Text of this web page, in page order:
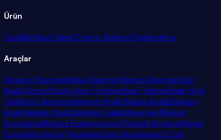
Ürün
ÖzelliklerNasıl ÇalışırChrome EklentisiFiyatlandırma
Araçlar
Kategori RaporlarıMarka RaporlarıMağaza RaporlarıÜrün
AnalizGörsel StüdyoÜrün FotoğrafıSatış TahminiRakip Stok
TakibiÜrün AraştırmaKategori AnaliziMarka AnaliziMağaza
AnaliziReklam AnaliziSıralama TakibiMega KeşifBarkod
SorgulamaMağaza EntegrasyonuOtomatik BuyboxMüşteri
SorularıKomisyon HesaplamaDesi HesaplamaEn Çok